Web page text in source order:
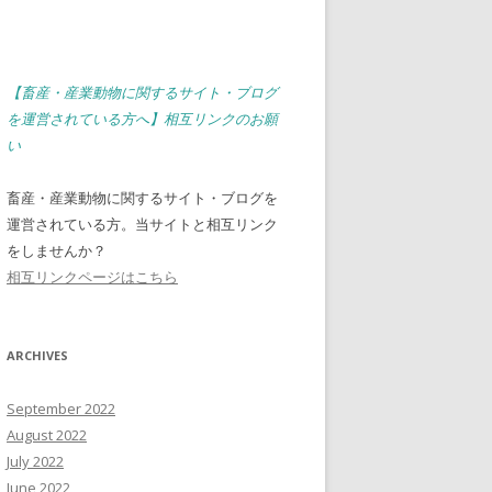
【畜産・産業動物に関するサイト・ブログ
を運営されている方へ】相互リンクのお願
い
畜産・産業動物に関するサイト・ブログを
運営されている方。当サイトと相互リンク
をしませんか？
相互リンクページはこちら
ARCHIVES
September 2022
August 2022
July 2022
June 2022